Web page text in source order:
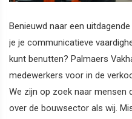
Benieuwd naar een
je je communicatieve
kunt benutten? Palmaers
medewerkers voor in de
We zijn op zoek naar mensen
over de bouwsector als wij.